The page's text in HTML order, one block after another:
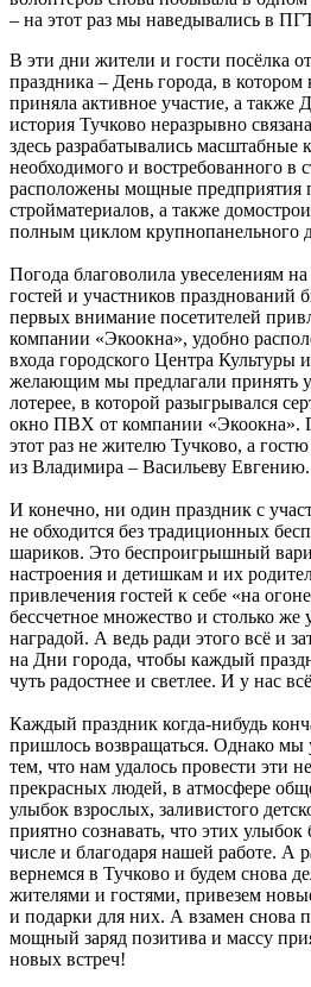
– на этот раз мы наведывались в
В эти дни жители и гости посёлка
праздника – День города, в
приняла активное участие, а также
история Тучково неразрывно
здесь разрабатывались масштабные
необходимого и востребованного в
расположены мощные предприятия
стройматериалов, а также
полным циклом крупнопанельного
Погода благоволила увеселениям
гостей и участников
первых внимание посетителей
компании «Экоокна», удобно
входа городского Центра Культуры
желающим мы предлагали принять
лотерее, в которой разыгрывался
окно ПВХ от компании «Экоокна».
этот раз не жителю Тучково, а
из Владимира – Васильеву Евгению.
И конечно, ни один праздник с
не обходится без традиционных
шариков. Это беспроигрышный
настроения и детишкам и их
привлечения гостей к себе «на
бессчетное множество и столько
наградой. А ведь ради этого всё и
на Дни города, чтобы каждый
чуть радостнее и светлее. И у нас
Каждый праздник когда-нибудь
пришлось возвращаться. Однако мы
тем, что нам удалось провести эти
прекрасных людей, в атмосфере
улыбок взрослых, заливистого
приятно сознавать, что этих
числе и благодаря нашей работе. А
вернемся в Тучково и будем снова
жителями и гостями, привезем
и подарки для них. А взамен снова
мощный заряд позитива и массу
новых встреч!